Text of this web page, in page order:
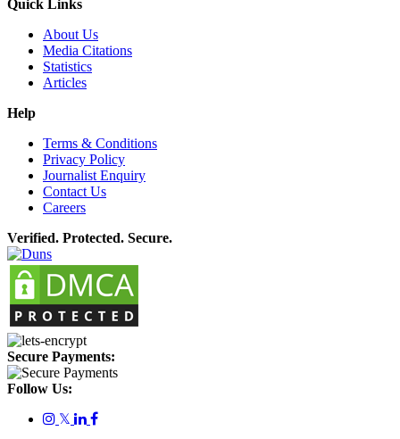
Quick Links
About Us
Media Citations
Statistics
Articles
Help
Terms & Conditions
Privacy Policy
Journalist Enquiry
Contact Us
Careers
Verified. Protected. Secure.
Secure Payments:
Follow Us:
𝕏